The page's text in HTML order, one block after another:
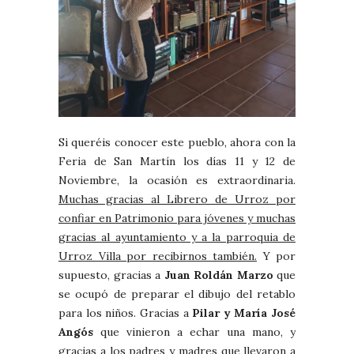
Si queréis conocer este pueblo, ahora con la
Feria de San Martín los días 11 y 12 de
Noviembre, la ocasión es extraordinaria.
Muchas gracias al Librero de Urroz por
confiar en Patrimonio para jóvenes y muchas
gracias al ayuntamiento y a la parroquia de
Urroz Villa por recibirnos también. Y por
supuesto, gracias a Juan Roldán Marzo que
se ocupó de preparar el dibujo del retablo
para los niños. Gracias a Pilar y María José
Angós que vinieron a echar una mano, y
gracias a los padres y madres que llevaron a